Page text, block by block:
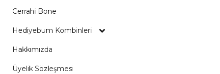
Cerrahi Bone
Hediyebum Kombinleri
Hakkımızda
Üyelik Sözleşmesi